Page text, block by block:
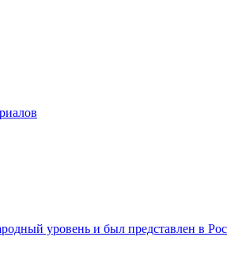
уровень и был представлен в